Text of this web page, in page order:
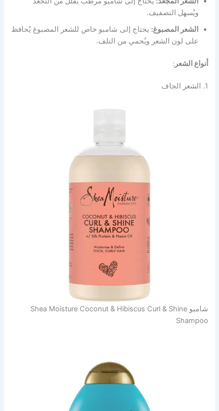
ويُسهل التصفيف.
الشعر المصبوغ: يحتاج إلى شامبو خاص للشعر المصبوغ يُحافظ
على لون الشعر ويُحمي من التلف.
أنواع الشعر :
1. الشعر الجاف
شامبو Shea Moisture Coconut & Hibiscus Curl & Shine
Shampoo